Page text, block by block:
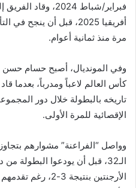
فبراير/شباط 2024،
مرة منذ ثمانية أعوام.
وفي المونديال، أصبح حسام
كأس العالم لاعباً ومدرباً، بعدما
تاريخه بالبطولة خلال دور
الإقصائية للمرة الأولى.
وواصل “الفراعنة” مشوارهم
الأرجنتين بنتيجة